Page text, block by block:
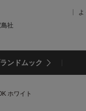
社
よ
ンドムック
ホワイト